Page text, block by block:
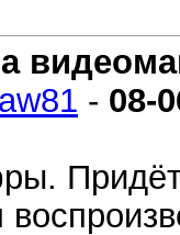
- 08-